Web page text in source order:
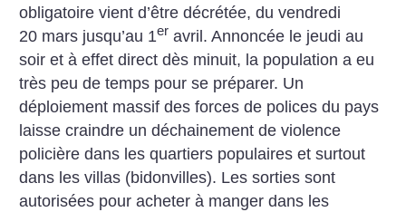
obligatoire vient d’être décrétée, du vendredi
20 mars jusqu’au 1er avril. Annoncée le jeudi au
soir et à effet direct dès minuit, la population a eu
très peu de temps pour se préparer. Un
déploiement massif des forces de polices du pays
laisse craindre un déchainement de violence
policière dans les quartiers populaires et surtout
dans les villas (bidonvilles). Les sorties sont
autorisées pour acheter à manger dans les